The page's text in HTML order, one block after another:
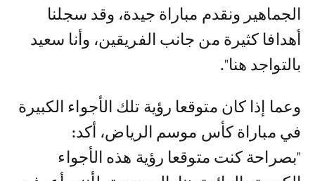
الجماهير ونقدم مباراة جيدة، وقد سجلنا
أهدافا كثيرة من جانب الفريقين، وأنا سعيد
بالتواجد هنا".
وعما إذا كان متوقعا رؤية تلك الأجواء الكبيرة
في مباراة كأس موسم الرياض، أكد:
"بصراحة كنت متوقعا رؤية هذه الأجواء